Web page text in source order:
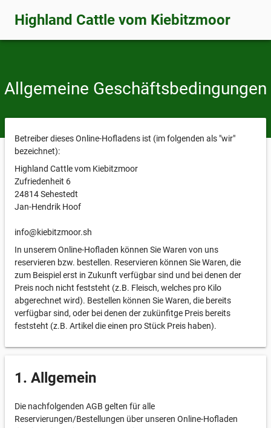
Highland Cattle vom Kiebitzmoor
Allgemeine Geschäftsbedingungen
Betreiber dieses Online-Hofladens ist (im folgenden als "wir"
bezeichnet):
Highland Cattle vom Kiebitzmoor
Zufriedenheit 6
24814 Sehestedt
Jan-Hendrik Hoof
info@kiebitzmoor.sh
In unserem Online-Hofladen können Sie Waren von uns
reservieren bzw. bestellen. Reservieren können Sie Waren, die
zum Beispiel erst in Zukunft verfügbar sind und bei denen der
Preis noch nicht feststeht (z.B. Fleisch, welches pro Kilo
abgerechnet wird). Bestellen können Sie Waren, die bereits
verfügbar sind, oder bei denen der zukünfitge Preis bereits
feststeht (z.B. Artikel die einen pro Stück Preis haben).
1. Allgemein
Die nachfolgenden AGB gelten für alle
Reservierungen/Bestellungen über unseren Online-Hofladen